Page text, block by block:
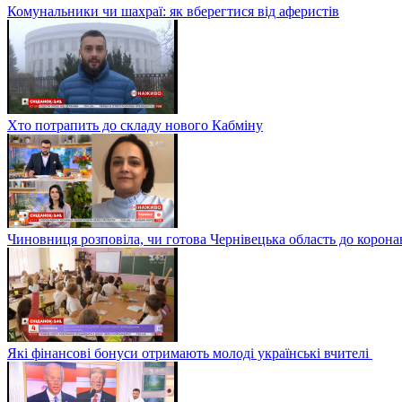
Комунальники чи шахраї: як вберегтися від аферистів
Хто потрапить до складу нового Кабміну
Чиновниця розповіла, чи готова Чернівецька область до
Які фінансові бонуси отримають молоді українські вчителі